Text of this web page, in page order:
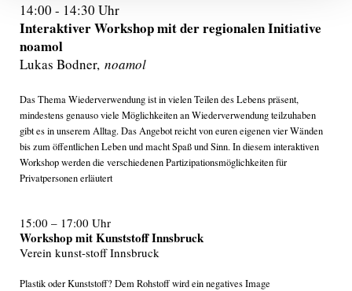
14:00 - 14:30 Uhr
Interaktiver Workshop mit der regionalen Initiative
noamol
Lukas Bodner, noamol
Das Thema Wiederverwendung ist in vielen Teilen des Lebens präsent,
mindestens genauso viele Möglichkeiten an Wiederverwendung teilzuhaben
gibt es in unserem Alltag. Das Angebot reicht von euren eigenen vier Wänden
bis zum öffentlichen Leben und macht Spaß und Sinn. In diesem interaktiven
Workshop werden die verschiedenen Partizipationsmöglichkeiten für
Privatpersonen erläutert
15:00 – 17:00 Uhr
​Workshop mit Kunststoff Innsbruck
Verein kunst-stoff Innsbruck
Plastik oder Kunststoff? Dem Rohstoff wird ein negatives Image